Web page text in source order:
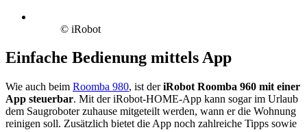
© iRobot
Einfache Bedienung mittels App
Wie auch beim Roomba 980, ist deriRobot Roomba 960 mit einer
App steuerbar. Mit der iRobot-HOME-App kann sogar im Urlaub
dem Saugroboter zuhause mitgeteilt werden, wann er die Wohnung
reinigen soll. Zusätzlich bietet die App noch zahlreiche Tipps sowie